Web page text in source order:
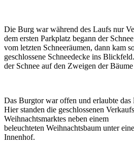
Die Burg war während des Laufs nur
dem ersten Parkplatz begann der
vom letzten Schneeräumen, dann kam
geschlossene Schneedecke ins
der Schnee auf den Zweigen der
Das Burgtor war offen und erlaubte
Hier standen die geschlossenen
Weihnachtsmarktes neben einem
beleuchteten Weihnachtsbaum unter
Innenhof.